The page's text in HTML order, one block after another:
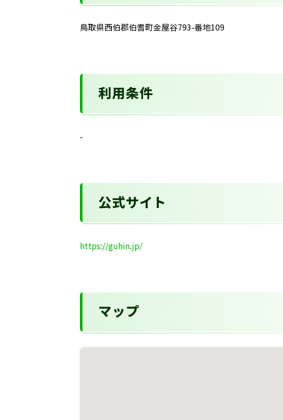
鳥取県西伯郡伯耆町金屋谷793-番地109
利用条件
-
公式サイト
https://guhin.jp/
マップ